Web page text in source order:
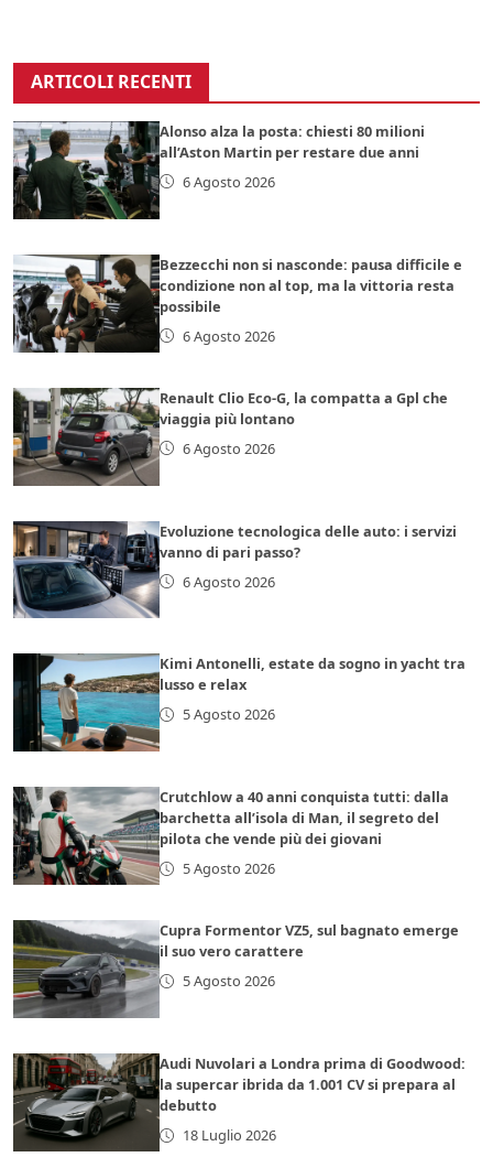
ARTICOLI RECENTI
Alonso alza la posta: chiesti 80 milioni
all’Aston Martin per restare due anni
6 Agosto 2026
Bezzecchi non si nasconde: pausa difficile e
condizione non al top, ma la vittoria resta
possibile
6 Agosto 2026
Renault Clio Eco-G, la compatta a Gpl che
viaggia più lontano
6 Agosto 2026
Evoluzione tecnologica delle auto: i servizi
vanno di pari passo?
6 Agosto 2026
Kimi Antonelli, estate da sogno in yacht tra
lusso e relax
5 Agosto 2026
Crutchlow a 40 anni conquista tutti: dalla
barchetta all’isola di Man, il segreto del
pilota che vende più dei giovani
5 Agosto 2026
Cupra Formentor VZ5, sul bagnato emerge
il suo vero carattere
5 Agosto 2026
Audi Nuvolari a Londra prima di Goodwood:
la supercar ibrida da 1.001 CV si prepara al
debutto
18 Luglio 2026